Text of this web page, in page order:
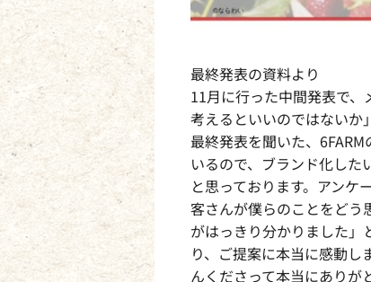
最終発表の資料より
11月に行った中間発表で
考えるといいのではないか
最終発表を聞いた、
いるので、ブランド化し
と思っております。アンケ
客さんが僕らのことをどう
がはっきり分かりました」
り、ご提案に本当に感動
んくださって本当にありが